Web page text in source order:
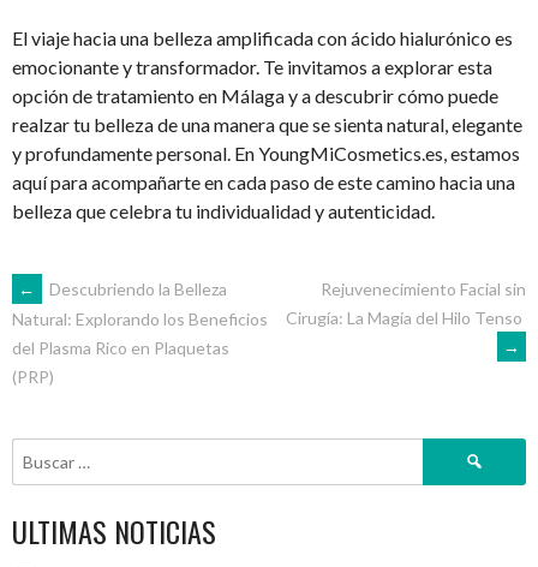
El viaje hacia una belleza amplificada con ácido hialurónico es
emocionante y transformador. Te invitamos a explorar esta
opción de tratamiento en Málaga y a descubrir cómo puede
realzar tu belleza de una manera que se sienta natural, elegante
y profundamente personal. En YoungMiCosmetics.es, estamos
aquí para acompañarte en cada paso de este camino hacia una
belleza que celebra tu individualidad y autenticidad.
NAVEGACIÓN
DE
ENTRADAS
←
Descubriendo la Belleza
Natural: Explorando los Beneficios
del Plasma Rico en Plaquetas
(PRP)
Rejuvenecimiento Facial sin
Cirugía: La Magia del Hilo Tenso
→
Buscar:
ULTIMAS NOTICIAS